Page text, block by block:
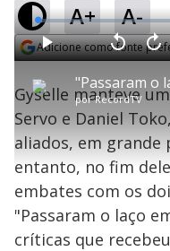
A+ A-
Adicione como fonte
porRecordTV
P V
t
a
r
1
e
g
n
d
s
A
n
ç
a
r
1
s
e
u
n
o
s
L
o
a
d
e
:
1
.
6
8
%
Gyselle manteve
Servo e Daniel
aliados, em
entanto, no fim
embates com os
"Passaram o laço
críticas que